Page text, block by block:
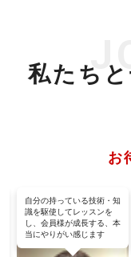
私たち
お
自分の持っている技術・知
識を駆使してレッスンを
し、会員様が成長する、本
当にやりがい感じます